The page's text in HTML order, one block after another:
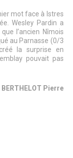
mot face à Istres
Wesley Pardin a
l’ancien Nîmois
au Parnasse (0/3
la surprise en
pouvait pas
BERTHELOT Pierre